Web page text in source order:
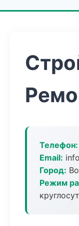
Телефон:
Email:
Город:
Режим